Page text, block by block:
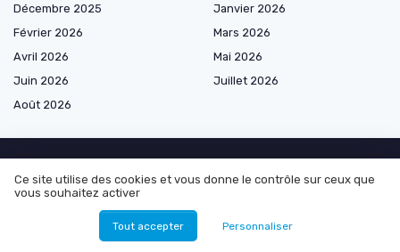
Décembre 2025
Janvier 2026
Février 2026
Mars 2026
Avril 2026
Mai 2026
Juin 2026
Juillet 2026
Août 2026
Les plus lus
Comment acheter un bagage supplémentaire en ligne avec Air Algérie
Comment vérifier votre réservation avec Air Algérie
Ce site utilise des cookies et vous donne le contrôle sur ceux que
vous souhaitez activer
Tout accepter Personnaliser